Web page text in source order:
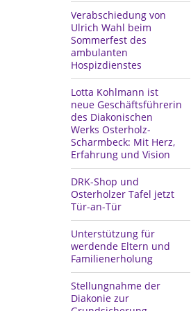
Verabschiedung von
Ulrich Wahl beim
Sommerfest des
ambulanten
Hospizdienstes
Lotta Kohlmann ist
neue Geschäftsführerin
des Diakonischen
Werks Osterholz-
Scharmbeck: Mit Herz,
Erfahrung und Vision
DRK-Shop und
Osterholzer Tafel jetzt
Tür-an-Tür
Unterstützung für
werdende Eltern und
Familienerholung
Stellungnahme der
Diakonie zur